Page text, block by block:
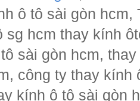
ô tô sài gòn hcm,
sg hcm thay kính
sài gòn hcm,
công ty thay
kính ô tô sài gòn